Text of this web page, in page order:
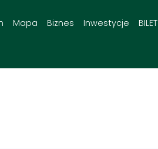
Mapa Biznes Inwestycje